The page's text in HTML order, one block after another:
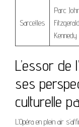
Sarcelles
Parc
Kennedy
L’essor de
ses
culturelle
L’Opéra en plein air